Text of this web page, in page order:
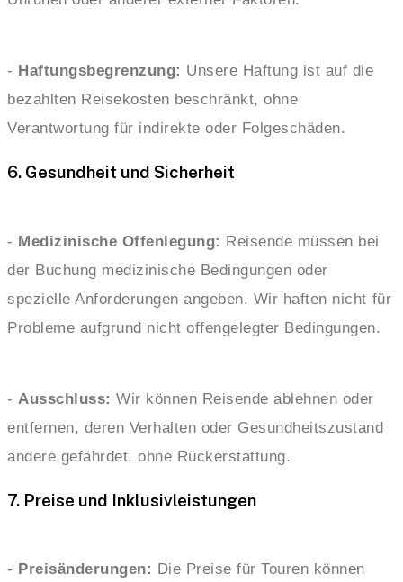
- Haftungsbegrenzung: Unsere Haftung ist auf die
bezahlten Reisekosten beschränkt, ohne
Verantwortung für indirekte oder Folgeschäden.
6. Gesundheit und Sicherheit
- Medizinische Offenlegung: Reisende müssen bei
der Buchung medizinische Bedingungen oder
spezielle Anforderungen angeben. Wir haften nicht für
Probleme aufgrund nicht offengelegter Bedingungen.
-Ausschluss: Wir können Reisende ablehnen oder
entfernen, deren Verhalten oder Gesundheitszustand
andere gefährdet, ohne Rückerstattung.
7. Preise und Inklusivleistungen
- Preisänderungen: Die Preise für Touren können